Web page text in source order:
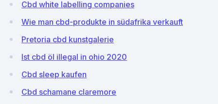
Cbd white labelling companies
Wie man cbd-produkte in südafrika verkauft
Pretoria cbd kunstgalerie
Ist cbd öl illegal in ohio 2020
Cbd sleep kaufen
Cbd schamane claremore